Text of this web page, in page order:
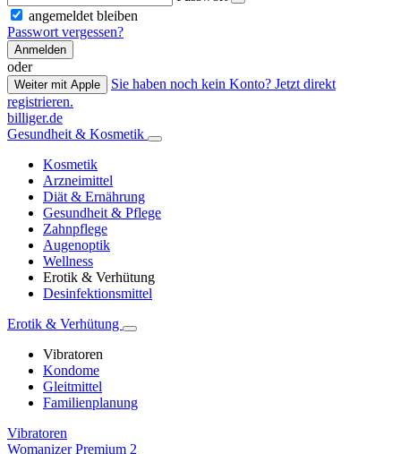
angemeldet bleiben
Passwort vergessen?
Anmelden
oder
Weiter mit Apple
Sie haben noch kein Konto? Jetzt direkt
registrieren.
billiger.de
Gesundheit & Kosmetik
Kosmetik
Arzneimittel
Diät & Ernährung
Gesundheit & Pflege
Zahnpflege
Augenoptik
Wellness
Erotik & Verhütung
Desinfektionsmittel
Erotik & Verhütung
Vibratoren
Kondome
Gleitmittel
Familienplanung
Vibratoren
Womanizer Premium 2